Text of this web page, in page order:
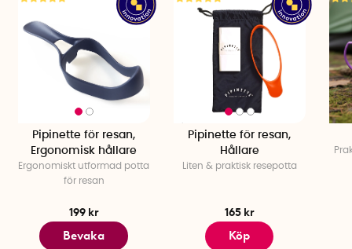
Pipinette för resan,
Ergonomisk hållare
Ergonomiskt utformad potta
för resan
199 kr
Bevaka
Pipinette för resan,
Hållare
Liten & praktisk resepotta
165 kr
Köp